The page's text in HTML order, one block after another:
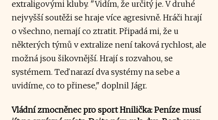
extraligovými kluby. "Vidím, že určitý je. V druhé
nejvyšší soutěži se hraje více agresivně. Hráči hrají
o všechno, nemají co ztratit. Připadá mi, že u
některých týmů v extralize není taková rychlost, ale
možná jsou šikovnější. Hrají s rozvahou, se
systémem. Teď narazí dva systémy na sebe a
uvidíme, co to přinese," doplnil Jágr.
Vládní zmocněnec pro sport Hnilička: Peníze musí